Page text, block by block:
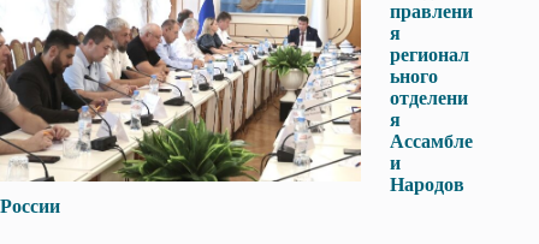
правлени
я
регионал
ьного
отделени
я
Ассамбле
и
Народов
России